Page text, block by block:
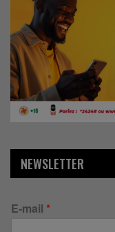
NEWSLETTER
E-mail *